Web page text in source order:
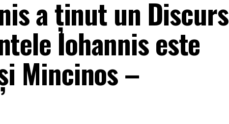
a ținut un Discurs
Iohannis este
Mincinos –